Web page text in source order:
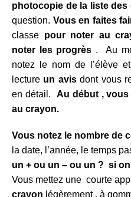
photocopie de la liste
question. Vous en faites
classe pour noter au
noter les progrès . Au
notez le nom de l’élève
lecture un avisdont vous
en détail. Au début ,
au crayon.
Vous notez le nombre de
la date, l’année, le temps
un + ou un – ou un ? si
Vous mettez une courte
crayon légèrement , à